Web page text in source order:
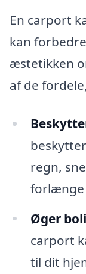
En carport
kan
æstetikken
af de
regn,
forlænge
Øger
carport
til dit